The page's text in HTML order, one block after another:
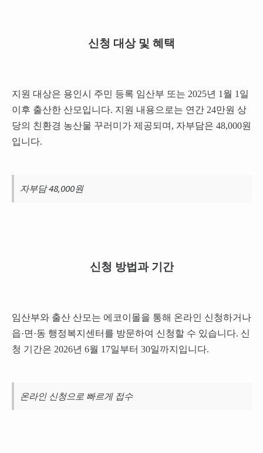
신청 대상 및 혜택
지원 대상은 용인시 주민 등록 임산부 또는 2025년 1월 1일
이후 출산한 산모입니다. 지원 내용으로는 연간 24만원 상
당의 친환경 농산물 꾸러미가 제공되며, 자부담은 48,000원
입니다.
자부담 48,000원
신청 방법과 기간
임산부와 출산 산모는 에코이몰을 통해 온라인 신청하거나
읍·면·동 행정복지센터를 방문하여 신청할 수 있습니다. 신
청 기간은 2026년 6월 17일부터 30일까지입니다.
온라인 신청으로 빠르게 접수